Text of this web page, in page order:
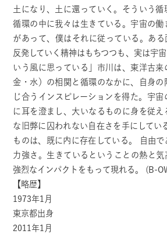
土になり、土に還っていく。そういう
循環の中に我々は生きている。宇宙の働
があって、僕はそれに従っている。あ
反発していく精神はもちつつも、実は宇
いう風に思っている」市川は、東洋古来
金・水）の相関と循環のなかに、自身の
じ合うインスピレーションを得た。宇
に耳を澄まし、大いなるものに身を従
な旧弊に囚われない自在さを手にしてい
ものは、既に内に存在している。 自由
力強さ。生きているということの熱と気
強烈なインパクトをもって現れる。 (B-
【略歴】
1973年1月
東京都出身
2011年1月